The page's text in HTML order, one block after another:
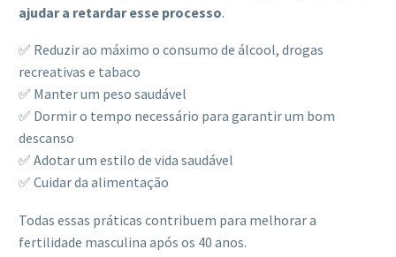
ajudar a retardar esse processo.
✅ Reduzir ao máximo o consumo de álcool, drogas
recreativas e tabaco
✅ Manter um peso saudável
✅ Dormir o tempo necessário para garantir um bom
descanso
✅ Adotar um estilo de vida saudável
✅ Cuidar da alimentação
Todas essas práticas contribuem para melhorar a
fertilidade masculina após os 40 anos.